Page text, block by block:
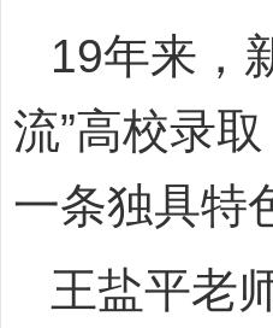
19年来，
流”高校录
一条独具特
王盐平老